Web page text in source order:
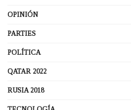
OPINIÓN
PARTIES
POLÍTICA
QATAR 2022
RUSIA 2018